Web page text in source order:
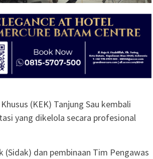
(KEK) Tanjung Sau kembali
yang dikelola secara profesional
dan pembinaan Tim Pengawas